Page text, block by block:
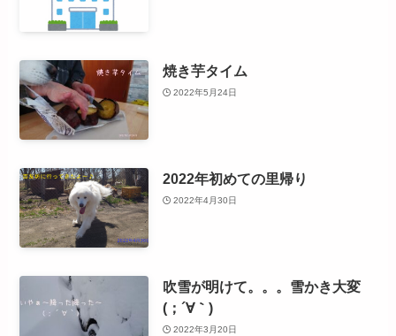
焼き芋タイム
2022年5月24日
2022年初めての里帰り
2022年4月30日
吹雪が明けて。。。雪かき大変
(；´∀｀)
2022年3月20日